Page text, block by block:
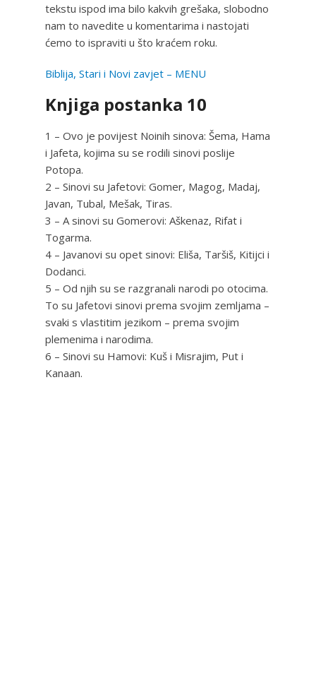
tekstu ispod ima bilo kakvih grešaka, slobodno
nam to navedite u komentarima i nastojati
ćemo to ispraviti u što kraćem roku.
Biblija, Stari i Novi zavjet – MENU
Knjiga postanka 10
1 – Ovo je povijest Noinih sinova: Šema, Hama
i Jafeta, kojima su se rodili sinovi poslije
Potopa.
2 – Sinovi su Jafetovi: Gomer, Magog, Madaj,
Javan, Tubal, Mešak, Tiras.
3 – A sinovi su Gomerovi: Aškenaz, Rifat i
Togarma.
4 – Javanovi su opet sinovi: Eliša, Taršiš, Kitijci i
Dodanci.
5 – Od njih su se razgranali narodi po otocima.
To su Jafetovi sinovi prema svojim zemljama –
svaki s vlastitim jezikom – prema svojim
plemenima i narodima.
6 – Sinovi su Hamovi: Kuš i Misrajim, Put i
Kanaan.